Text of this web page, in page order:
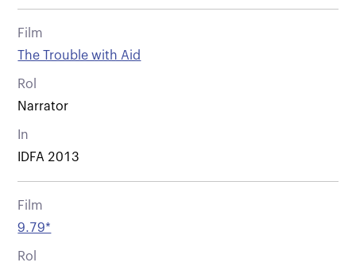
Film
The Trouble with Aid
Rol
Narrator
In
IDFA 2013
Film
9.79*
Rol